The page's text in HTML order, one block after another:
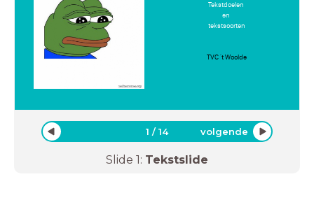
Tekstdoelen
en
tekstsoorten
TVC 't Woolde
1 /14 volgende
Slide 1: Tekstslide